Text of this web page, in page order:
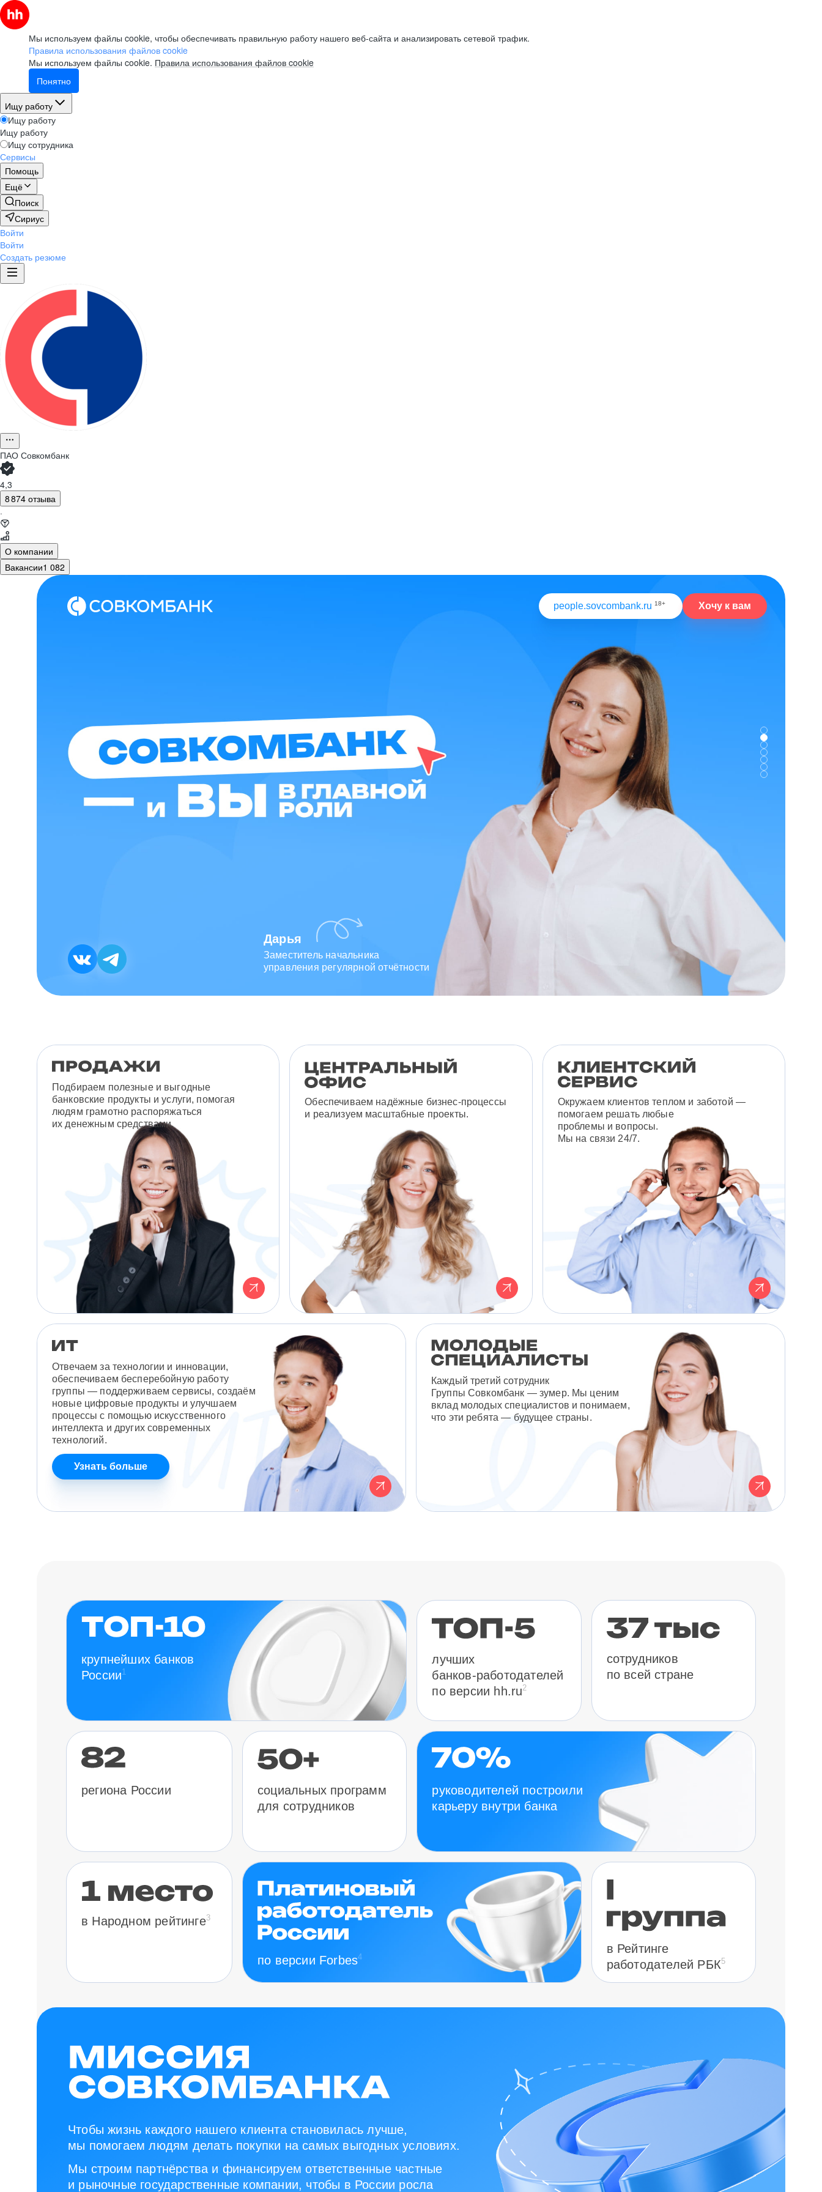
Мы используем файлы cookie, чтобы обеспечивать правильную работу нашего веб-сайта и анализировать сетевой трафик.
Правила использования файлов cookie
Мы используем файлы cookie. Правила использования файлов cookie
Понятно
Ищу работу
Ищу работу
Ищу работу
Ищу сотрудника
Сервисы
Помощь
Ещё
Поиск
Сириус
Войти
Войти
Создать резюме
ПАО Совкомбанк
4,3
8 874 отзыва
·
О компании
Вакансии1 082
people.sovcombank.ru 18+ Хочу к вам
Дарья
Заместитель начальника
управления регулярной отчётности
Подбираем полезные и выгодные
банковские продукты и услуги, помогая
людям грамотно распоряжаться
их денежным средствами.
Обеспечиваем надёжные бизнес-процессы
и реализуем масштабные проекты.
Окружаем клиентов теплом и заботой —
помогаем решать любые
проблемы и вопросы.
Мы на связи 24/7.
Отвечаем за технологии и инновации,
обеспечиваем бесперебойную работу
группы — поддерживаем сервисы, создаём
новые цифровые продукты и улучшаем
процессы с помощью искусственного
интеллекта и других современных
технологий.
Узнать больше
Каждый третий сотрудник
Группы Совкомбанк — зумер. Мы ценим
вклад молодых специалистов и понимаем,
что эти ребята — будущее страны.
крупнейших банков
России1
лучших
банков-работодателей
по версии hh.ru2
сотрудников
по всей стране
региона России
социальных программ
для сотрудников
руководителей построили
карьеру внутри банка
в Народном рейтинге3
по версии Forbes4
в Рейтинге
работодателей РБК5
Чтобы жизнь каждого нашего клиента становилась лучше,
мы помогаем людям делать покупки на самых выгодных условиях.
Мы строим партнёрства и финансируем ответственные частные
и рыночные государственные компании, чтобы в России росла